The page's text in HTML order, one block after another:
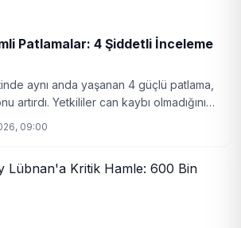
Patlamalar: 4 Şiddetli İnceleme
aynı anda yaşanan 4 güçlü patlama,
artırdı. Yetkililer can kaybı olmadığını
09:00